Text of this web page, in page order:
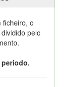
ficheiro, o
pelo